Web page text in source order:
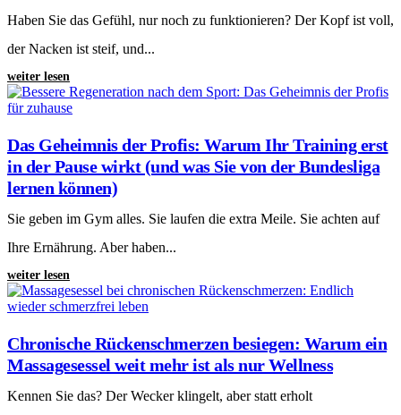
Haben Sie das Gefühl, nur noch zu funktionieren? Der Kopf ist voll,
der Nacken ist steif, und...
weiter lesen
Das Geheimnis der Profis: Warum Ihr Training erst
in der Pause wirkt (und was Sie von der Bundesliga
lernen können)
Sie geben im Gym alles. Sie laufen die extra Meile. Sie achten auf
Ihre Ernährung. Aber haben...
weiter lesen
Chronische Rückenschmerzen besiegen: Warum ein
Massagesessel weit mehr ist als nur Wellness
Kennen Sie das? Der Wecker klingelt, aber statt erholt